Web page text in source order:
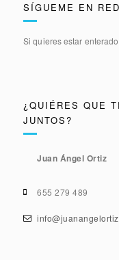
SÍGUEME EN
Si quieres estar
¿QUIÉRES QUE
JUNTOS?
Juan Ángel Ortiz
655 279 489